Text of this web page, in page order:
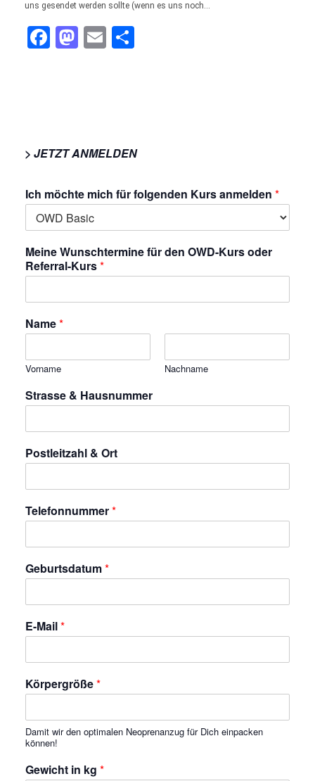
uns gesendet werden sollte (wenn es uns noch…
Facebook
Mastodon
Email
> JETZT ANMELDEN
Ich möchte mich für folgenden Kurs anmelden *
Meine Wunschtermine für den OWD-Kurs oder
Referral-Kurs*
Name*
Vorname Nachname
Strasse & Hausnummer
Postleitzahl & Ort
Telefonnummer*
Geburtsdatum*
E-Mail*
Körpergröße*
Damit wir den optimalen Neoprenanzug für Dich einpacken
können!
Gewicht in kg *